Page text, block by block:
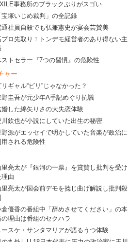
事務所のブラックぶりがスゴい
宝塚いじめ裁判」の全記録
通社員自殺でも弘兼憲史が宴会芸賛美
プロ先取り！トンデモ経営者のあり得ない主
ストセラー『7つの習慣』の危険性
ャー
リギャル“ビリ”じゃなかった？
野圭吾が元少年A手記めぐり抗議
婚した綿矢りさの大失恋体験
川欽也が小説にしていた出生の秘密
野源がエッセイで明かしていた音楽が政治に
用される危険性
里亮太が『銀河の一票』を賞賛し批判を受け
理由
里亮太が国会前デモを捻じ曲げ解説し批判殺
倉優香の番組中「辞めさせてください」の本
の理由は番組のセクハラ
ースケ・サンタマリアが語るうつ体験